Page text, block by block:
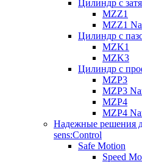
Цилиндр с
MZZ1
MZZ1
Цилиндр с
MZK1
MZK3
Цилиндр с
MZP3
MZP3
MZP4
MZP4
Надежные решения
sens:Control
Safe Motion
Speed